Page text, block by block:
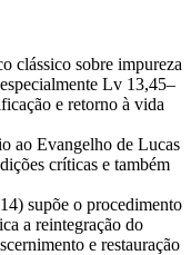
clássico sobre impureza
Lv 13,45–
e retorno à vida
ao Evangelho de Lucas
críticas e também
supõe o procedimento
a reintegração do
e restauração